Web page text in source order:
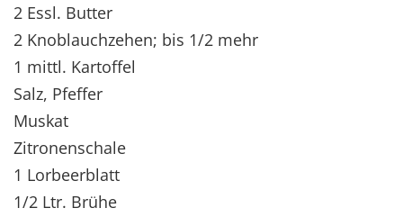
2 Essl. Butter
2 Knoblauchzehen; bis 1/2 mehr
1 mittl. Kartoffel
Salz, Pfeffer
Muskat
Zitronenschale
1 Lorbeerblatt
1/2 Ltr. Brühe